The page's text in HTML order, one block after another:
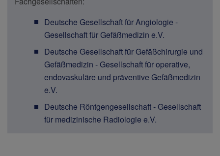
Deutsche Gesellschaft für Angiologie -
Gesellschaft für Gefäßmedizin e.V.
Deutsche Gesellschaft für Gefäßchirurgie und
Gefäßmedizin - Gesellschaft für operative,
endovaskuläre und präventive Gefäßmedizin
e.V.
Deutsche Röntgengesellschaft - Gesellschaft
für medizinische Radiologie e.V.